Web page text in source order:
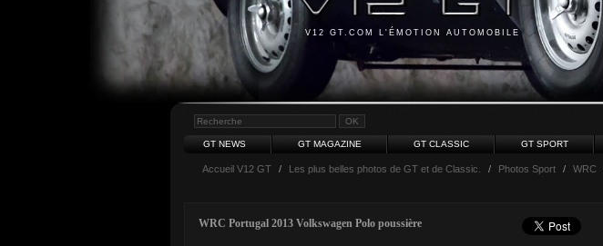
V12 GT.COM L'ÉMOTION AUTOMOBILE
GT NEWS GT MAGAZINE GT CLASSIC GT SPORT
Accueil V12 GT / Les plus belles photos de GT et de Classic. / Photos Sport / WRC
WRC Portugal 2013 Volkswagen Polo poussière